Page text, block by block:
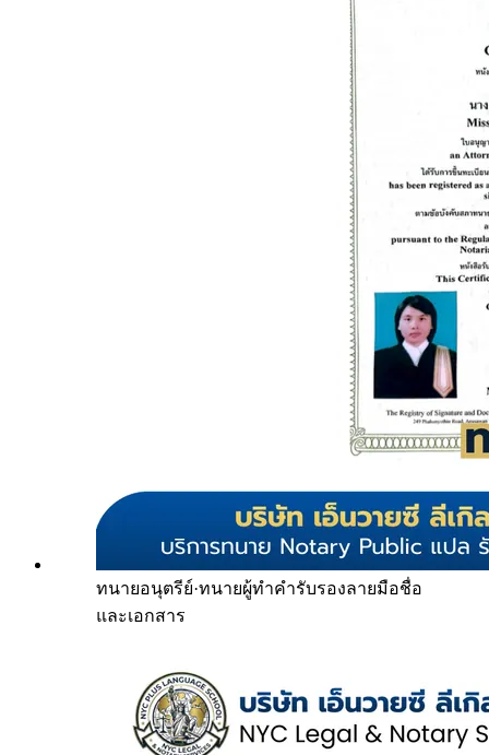
ทนายอนุตรีย์·ทนายผู้ทำคำรับรองลายมือชื่อ
และเอกสาร